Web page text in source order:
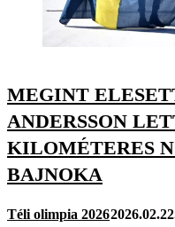
MEGINT
ANDERSSON
KILOMÉTERES
BAJNOKA
Téli olimpia 2026